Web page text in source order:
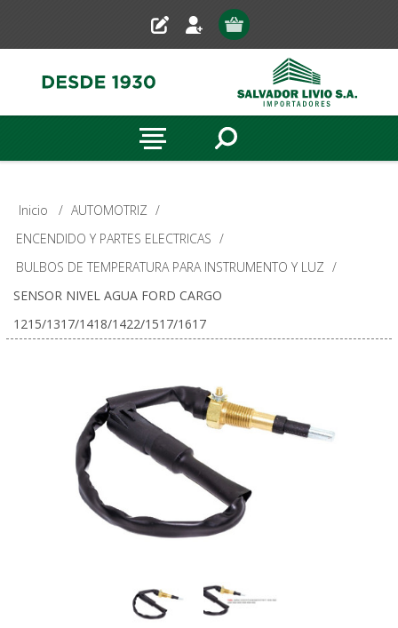
Inicio / AUTOMOTRIZ /
ENCENDIDO Y PARTES ELECTRICAS /
BULBOS DE TEMPERATURA PARA INSTRUMENTO Y LUZ /
SENSOR NIVEL AGUA FORD CARGO
1215/1317/1418/1422/1517/1617